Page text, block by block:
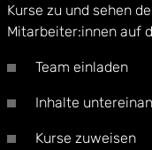
Kurse zu und sehen
Mitarbeiter:innen auf
Team einladen
Inhalte
Kurse zuweisen